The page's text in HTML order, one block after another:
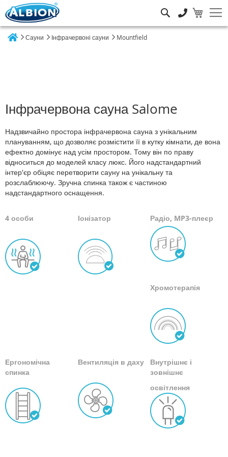
Сауни Інфрачервоні сауни Mountfield
Інфрачервона сауна Salome
Надзвичайно простора інфрачервона сауна з унікальним
плануванням, що дозволяє розмістити її в кутку кімнати, де вона
ефектно домінує над усім простором. Тому він по праву
відноситься до моделей класу люкс. Його надстандартний
інтер'єр обіцяє перетворити сауну на унікальну та
розслаблюючу. Зручна спинка також є частиною
надстандартного оснащення.
4 особи Іонізатор Радіо, MP3-плеєр
Хромотерапія
Ергономічна
спинка
Вентиляція в даху
Внутрішнє і
зовнішнє
освітлення